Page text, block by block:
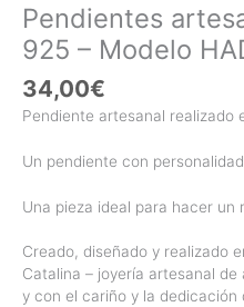
Pendientes
925 – Modelo
34,00€
Pendiente artesanal realizado
Un pendiente con personalidad
Una pieza ideal para hacer un
Creado, diseñado y realizado
Catalina – joyería artesanal
y con el cariño y la